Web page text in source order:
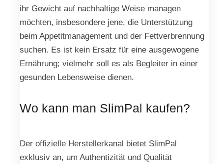
ihr Gewicht auf nachhaltige Weise managen
möchten, insbesondere jene, die Unterstützung
beim Appetitmanagement und der Fettverbrennung
suchen. Es ist kein Ersatz für eine ausgewogene
Ernährung; vielmehr soll es als Begleiter in einer
gesunden Lebensweise dienen.
Wo kann man SlimPal kaufen?
Der offizielle Herstellerkanal bietet SlimPal
exklusiv an, um Authentizität und Qualität